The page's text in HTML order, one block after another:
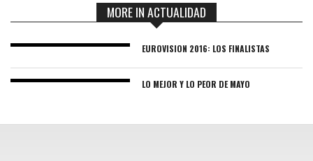
MORE IN ACTUALIDAD
EUROVISION 2016: LOS FINALISTAS
LO MEJOR Y LO PEOR DE MAYO